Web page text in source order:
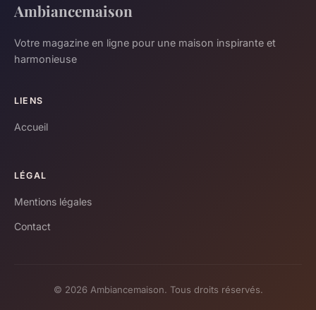
Ambiancemaison
Votre magazine en ligne pour une maison inspirante et
harmonieuse
LIENS
Accueil
LÉGAL
Mentions légales
Contact
© 2026 Ambiancemaison. Tous droits réservés.